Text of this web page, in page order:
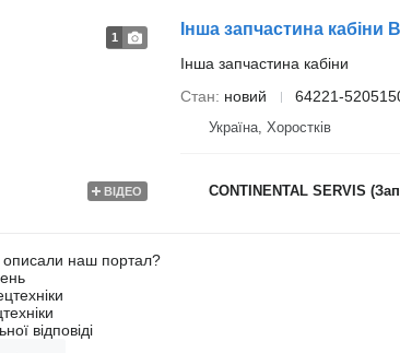
1
ВІДЕО
Інша запчастина
Інша запчастина кабіни
Стан
новий 64221-
Україна, Хоростків
CONTINENTAL SERVIS
описали наш портал?
відповіді